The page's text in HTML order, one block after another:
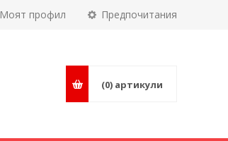
Предпочитания
Моят профил
(0) артикули